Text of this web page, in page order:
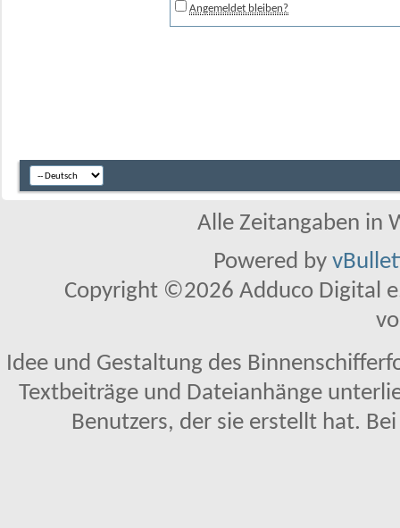
Angemeldet bleiben?
Alle Zeitangaben in
Powered by
Copyright ©2026 Adduco Digital
Idee und Gestaltung des
Textbeiträge und Dateianhänge
Benutzers, der sie erstellt hat.